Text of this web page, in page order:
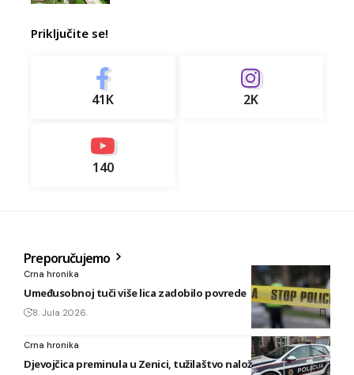
Priključite se!
41K 2K
140
Preporučujemo
Crna hronika
Umeđusobnoj tuči više lica zadobilo povrede
8. Jula 2026.
Crna hronika
Djevojčica preminula u Zenici, tužilaštvo naložilo obdukciju